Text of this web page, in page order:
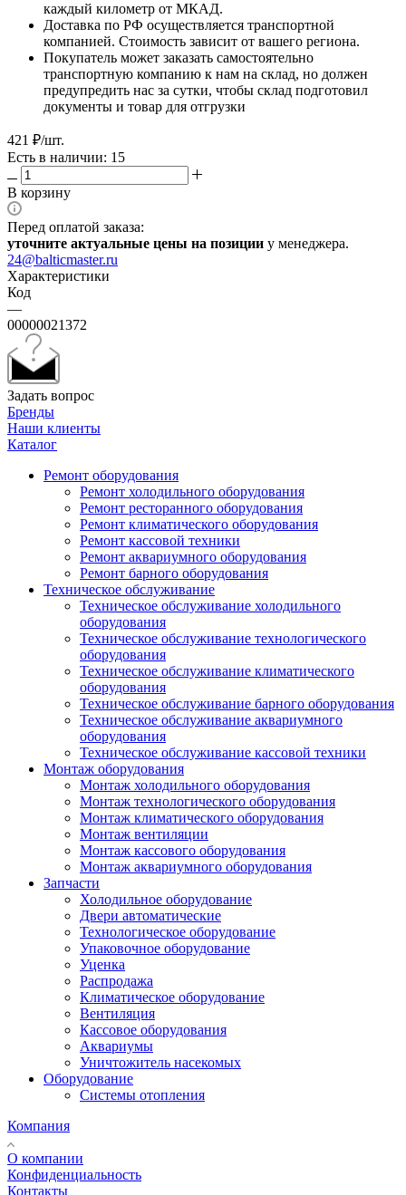
каждый километр от МКАД.
Доставка по РФ осуществляется транспортной
компанией. Стоимость зависит от вашего региона.
Покупатель может заказать самостоятельно
транспортную компанию к нам на склад, но должен
предупредить нас за сутки, чтобы склад подготовил
документы и товар для отгрузки
421 ₽/шт.
Есть в наличии: 15
В корзину
Перед оплатой заказа:
уточните актуальные цены на позиции у менеджера.
24@balticmaster.ru
Характеристики
Код
—
00000021372
Задать вопрос
Бренды
Наши клиенты
Каталог
Ремонт оборудования
Ремонт холодильного оборудования
Ремонт ресторанного оборудования
Ремонт климатического оборудования
Ремонт кассовой техники
Ремонт аквариумного оборудования
Ремонт барного оборудования
Техническое обслуживание
Техническое обслуживание холодильного
оборудования
Техническое обслуживание технологического
оборудования
Техническое обслуживание климатического
оборудования
Техническое обслуживание барного оборудования
Техническое обслуживание аквариумного
оборудования
Техническое обслуживание кассовой техники
Монтаж оборудования
Монтаж холодильного оборудования
Монтаж технологического оборудования
Монтаж климатического оборудования
Монтаж вентиляции
Монтаж кассового оборудования
Монтаж аквариумного оборудования
Запчасти
Холодильное оборудование
Двери автоматические
Технологическое оборудование
Упаковочное оборудование
Уценка
Распродажа
Климатическое оборудование
Вентиляция
Кассовое оборудования
Аквариумы
Уничтожитель насекомых
Оборудование
Системы отопления
Компания
О компании
Конфиденциальность
Контакты